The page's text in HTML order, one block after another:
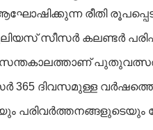
രീതി
സീസർ കലണ്ടർ
ദിവസമുള്ള വർഷത്തെ
പരിവർത്തനങ്ങളുടെയും